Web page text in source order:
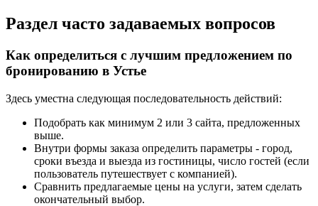
Раздел часто задаваемых вопросов
Как определиться с лучшим предложением по
бронированию в Устье
Здесь уместна следующая последовательность действий:
Подобрать как минимум 2 или 3 сайта, предложенных
выше.
Внутри формы заказа определить параметры - город,
сроки въезда и выезда из гостиницы, число гостей (если
пользователь путешествует с компанией).
Сравнить предлагаемые цены на услуги, затем сделать
окончательный выбор.